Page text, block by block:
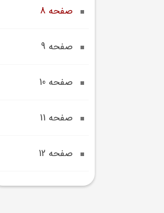
صفحه 8
صفحه 9
صفحه 10
صفحه 11
صفحه 12